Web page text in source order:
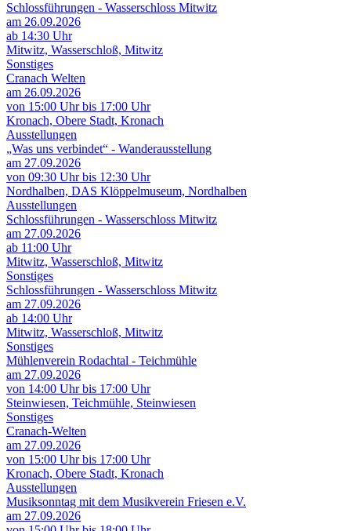
Schlossführungen - Wasserschloss Mitwitz
am 26.09.2026
ab 14:30 Uhr
Mitwitz, Wasserschloß, Mitwitz
Sonstiges
Cranach Welten
am 26.09.2026
von 15:00 Uhr bis 17:00 Uhr
Kronach, Obere Stadt, Kronach
Ausstellungen
„Was uns verbindet“ - Wanderausstellung
am 27.09.2026
von 09:30 Uhr bis 12:30 Uhr
Nordhalben, DAS Klöppelmuseum, Nordhalben
Ausstellungen
Schlossführungen - Wasserschloss Mitwitz
am 27.09.2026
ab 11:00 Uhr
Mitwitz, Wasserschloß, Mitwitz
Sonstiges
Schlossführungen - Wasserschloss Mitwitz
am 27.09.2026
ab 14:00 Uhr
Mitwitz, Wasserschloß, Mitwitz
Sonstiges
Mühlenverein Rodachtal - Teichmühle
am 27.09.2026
von 14:00 Uhr bis 17:00 Uhr
Steinwiesen, Teichmühle, Steinwiesen
Sonstiges
Cranach-Welten
am 27.09.2026
von 15:00 Uhr bis 17:00 Uhr
Kronach, Obere Stadt, Kronach
Ausstellungen
Musiksonntag mit dem Musikverein Friesen e.V.
am 27.09.2026